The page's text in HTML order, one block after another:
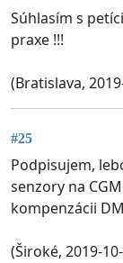
Súhlasím s
praxe !!!
(Bratislava,
#25
Podpisujem,
senzory na
kompenzácii
(Široké, 2019-